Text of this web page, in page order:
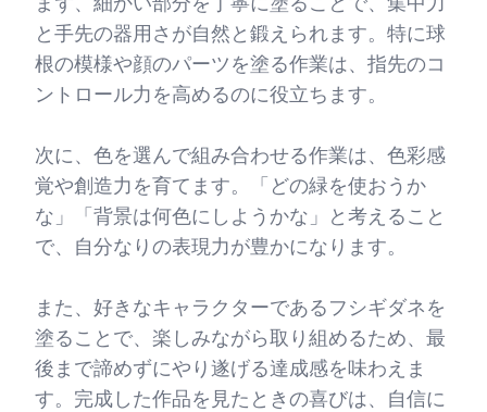
と手先の器用さが自然と鍛えられます。特に球
根の模様や顔のパーツを塗る作業は、指先のコ
ントロール力を高めるのに役立ちます。
次に、色を選んで組み合わせる作業は、色彩感
覚や創造力を育てます。「どの緑を使おうか
な」「背景は何色にしようかな」と考えること
で、自分なりの表現力が豊かになります。
また、好きなキャラクターであるフシギダネを
塗ることで、楽しみながら取り組めるため、最
後まで諦めずにやり遂げる達成感を味わえま
す。完成した作品を見たときの喜びは、自信に